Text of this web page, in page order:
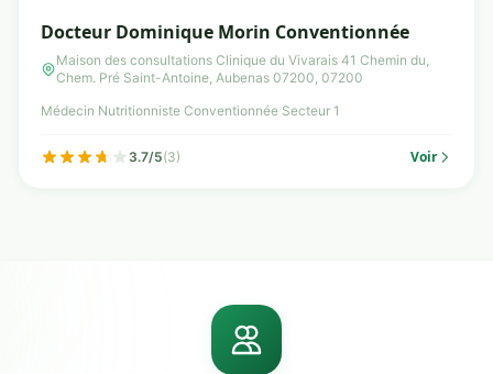
Docteur Dominique Morin Conventionnée
Maison des consultations Clinique du Vivarais 41 Chemin du,
Chem. Pré Saint-Antoine, Aubenas 07200, 07200
Médecin Nutritionniste Conventionnée Secteur 1
3.7/5(3) Voir